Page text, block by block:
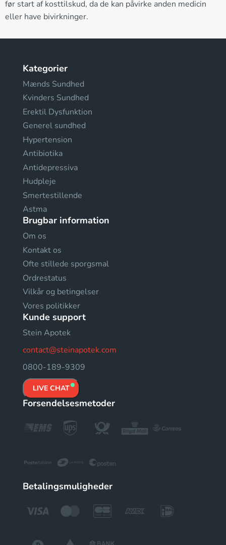
før start af kosttilskud, da de kan påvirke anden medicin
eller have bivirkninger.
Kategorier
Mænds Sundhed
Kvinders Sundhed
Erektil Dysfunktion
Generel sundhed
Hypertension
Antibiotika
Antidepressiva
Hudpleje
Smertestillende
Astma
Brugbar information
Om os
Kontakt os
Ofte stillede sporgsmal
Ordrestatus
Vilkår og betingelser
Vores politikker
Kunde support
Stein Apotek
contact@steinapotek.com
0800-189-9309
LIVE CHAT
Forsendelsesmetoder
Betalingsmuligheder